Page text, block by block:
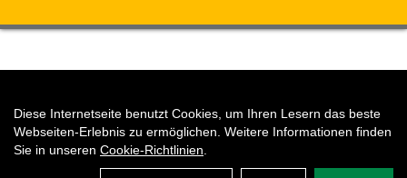
Diese Internetseite benutzt Cookies, um Ihren Lesern das beste
Webseiten-Erlebnis zu ermöglichen. Weitere Informationen finden
Sie in unseren Cookie-Richtlinien
Auftrag widerrufen